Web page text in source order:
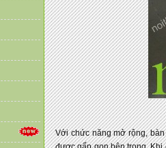
Với chức năng mở rộng,